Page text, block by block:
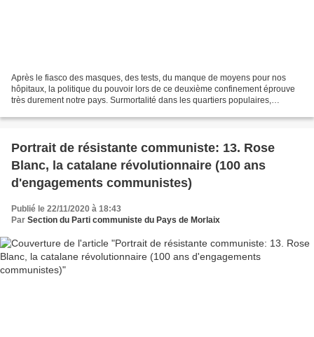
Après le fiasco des masques, des tests, du manque de moyens pour nos
hôpitaux, la politique du pouvoir lors de ce deuxième confinement éprouve
très durement notre pays. Surmortalité dans les quartiers populaires,
Portrait de résistante communiste: 13. Rose
Blanc, la catalane révolutionnaire (100 ans
d'engagements communistes)
Publié le 22/11/2020 à 18:43
Par Section du Parti communiste du Pays de Morlaix